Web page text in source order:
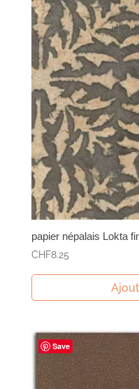
papier népalais Lokta
CHF8.25
Save